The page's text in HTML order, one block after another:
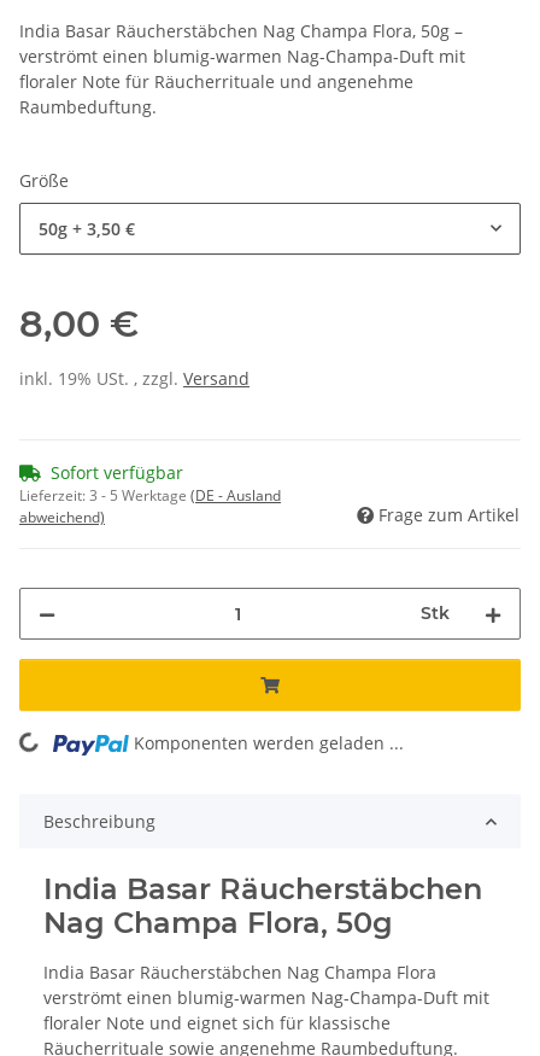
India Basar Räucherstäbchen Nag Champa Flora, 50g –
verströmt einen blumig-warmen Nag-Champa-Duft mit
floraler Note für Räucherrituale und angenehme
Raumbeduftung.
Größe
50g + 3,50 €
8,00 €
inkl. 19% USt. , zzgl. Versand
Sofort verfügbar
Lieferzeit:3 - 5 Werktage (DE - Ausland
abweichend)
Frage zum Artikel
Stk
Loading... Komponenten werden geladen ...
Beschreibung
India Basar Räucherstäbchen
Nag Champa Flora, 50g
India Basar Räucherstäbchen Nag Champa Flora
verströmt einen blumig-warmen Nag-Champa-Duft mit
floraler Note und eignet sich für klassische
Räucherrituale sowie angenehme Raumbeduftung.